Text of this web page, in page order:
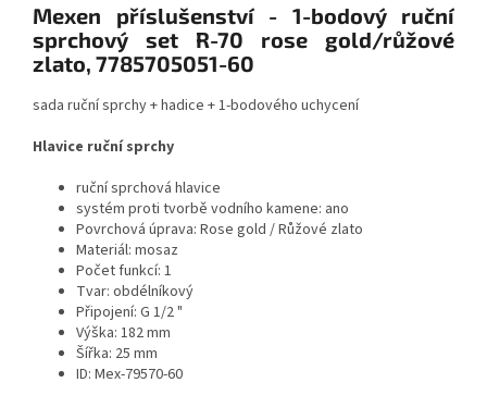
Mexen příslušenství - 1-bodový ruční
sprchový set R-70 rose gold/růžové
zlato, 7785705051-60
sada ruční sprchy + hadice + 1-bodového uchycení
Hlavice ruční sprchy
ruční sprchová hlavice
systém proti tvorbě vodního kamene: ano
Povrchová úprava: Rose gold / Růžové zlato
Materiál: mosaz
Počet funkcí: 1
Tvar: obdélníkový
Připojení: G 1/2 "
Výška: 182 mm
Šířka: 25 mm
ID: Mex-79570-60